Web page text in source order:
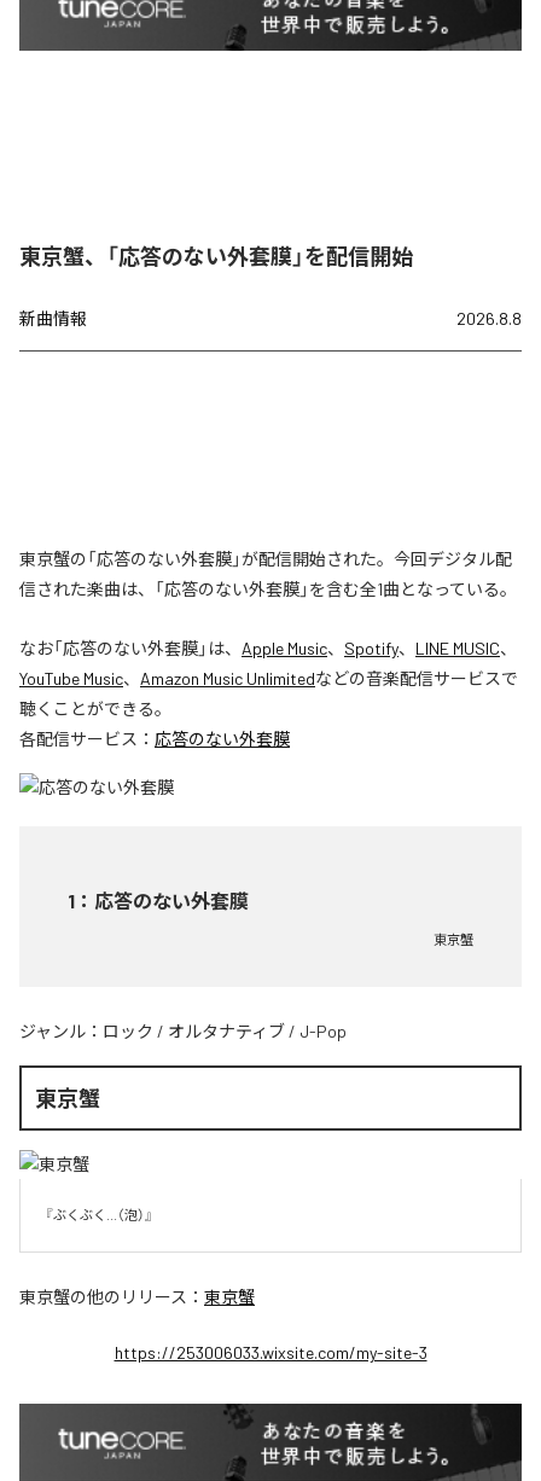
東京蟹、「応答のない外套膜」を配信開始
新曲情報 2026.8.8
東京蟹の「応答のない外套膜」が配信開始された。今回デジタル配
信された楽曲は、「応答のない外套膜」を含む全1曲となっている。
なお「応答のない外套膜」は、 Apple Music、 Spotify、 LINE MUSIC、
YouTube Music、 Amazon Music Unlimitedなどの音楽配信サービスで
聴くことができる。
各配信サービス： 応答のない外套膜
1 ： 応答のない外套膜
東京蟹
ジャンル： ロック / オルタナティブ / J-Pop
東京蟹
『ぶくぶく...（泡）』
東京蟹の他のリリース： 東京蟹
https://253006033.wixsite.com/my-site-3